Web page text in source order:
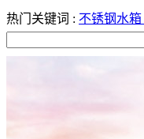
热门关键词 : 不锈钢水箱